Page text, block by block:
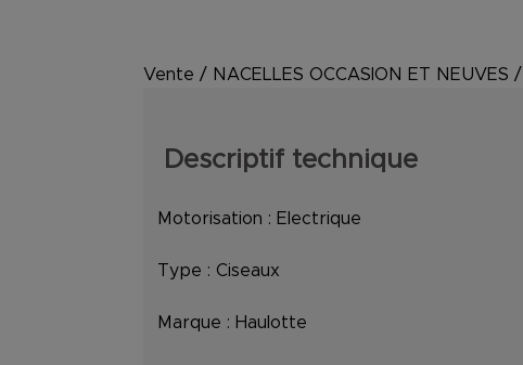
Vente / NACELLES OCCASION ET NEUVES /
Descriptif technique
Motorisation : Electrique
Type : Ciseaux
Marque : Haulotte